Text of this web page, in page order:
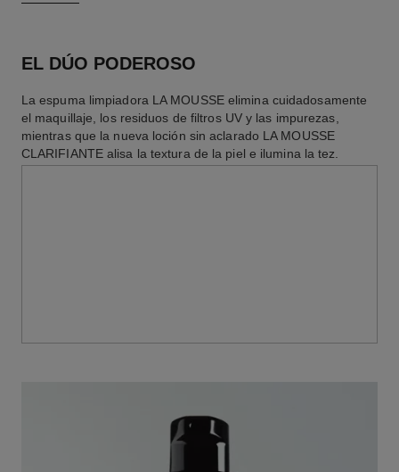
EL DÚO PODEROSO
La espuma limpiadora LA MOUSSE elimina cuidadosamente
el maquillaje, los residuos de filtros UV y las impurezas,
mientras que la nueva loción sin aclarado LA MOUSSE
CLARIFIANTE alisa la textura de la piel e ilumina la tez.